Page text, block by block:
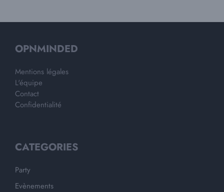
OPNMINDED
Mentions légales
L'équipe
Contact
Confidentialité
CATEGORIES
Party
Evènements